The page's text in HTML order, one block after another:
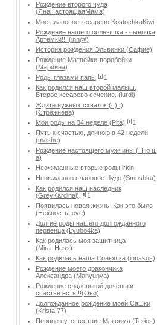
Рождение второго чуда
(ЯнаНастоящаяМама)
Мое плановое кесарево KostochkaKiwi
Рождение нашего солнышка - сыночка
Артёмки!!! (inn@)
История рождения Эльвинки (Сафие)
Рождение Матвейки-воробейки
(Мариина)
Роды глазами папы
1
Как родился наш второй малыш.
Второе кесарево сечение. (lurdi)
Ждите нужных схваток (с) :)
(Стрежнева)
Мои роды на 34 неделе (Pita)
1
Путь к счастью, длиною в 42 недели
(mashe)
Рождение настоящего мужчины (Н ю ш
а)
Неожиданные вторые роды irkin
Неожиданно плановое Чудо (Smushka)
Как родился наш наследник
(GreyKardinal)
1
Появилась новая жизнь_Как это было
(НежностьLove)
Долгие роды нашего долгожданного
первенца (Lyubo4ka)
Как родилась моя защитница
(Mira_Hess)
Как родилась наша Сонюшка (innakos)
Рождение моего дракончика
Александра (Manyunya)
Рождение сладенькой доченьки-
счастье есть!!!(Ови)
Долгожданное рождение моей Сашки
(Krista 77)
Первое путешествие Максима (Terios)